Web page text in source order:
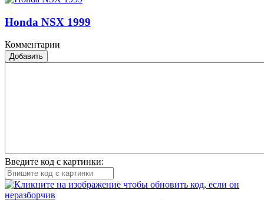
Honda NSX 1999
Комментарии
Добавить
Введите код с картинки: